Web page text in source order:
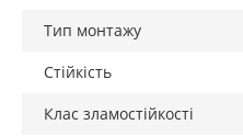
Тип монтажу
Стійкість
Клас зламостійкості